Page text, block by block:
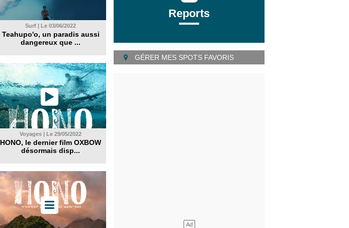
Surf | Le 03/06/2022
Teahupo'o, un paradis aussi
dangereux que ...
Voyages | Le 29/05/2022
HONO, le dernier film OXBOW
désormais disp...
Reports
GÉRER MES SPOTS FAVORIS